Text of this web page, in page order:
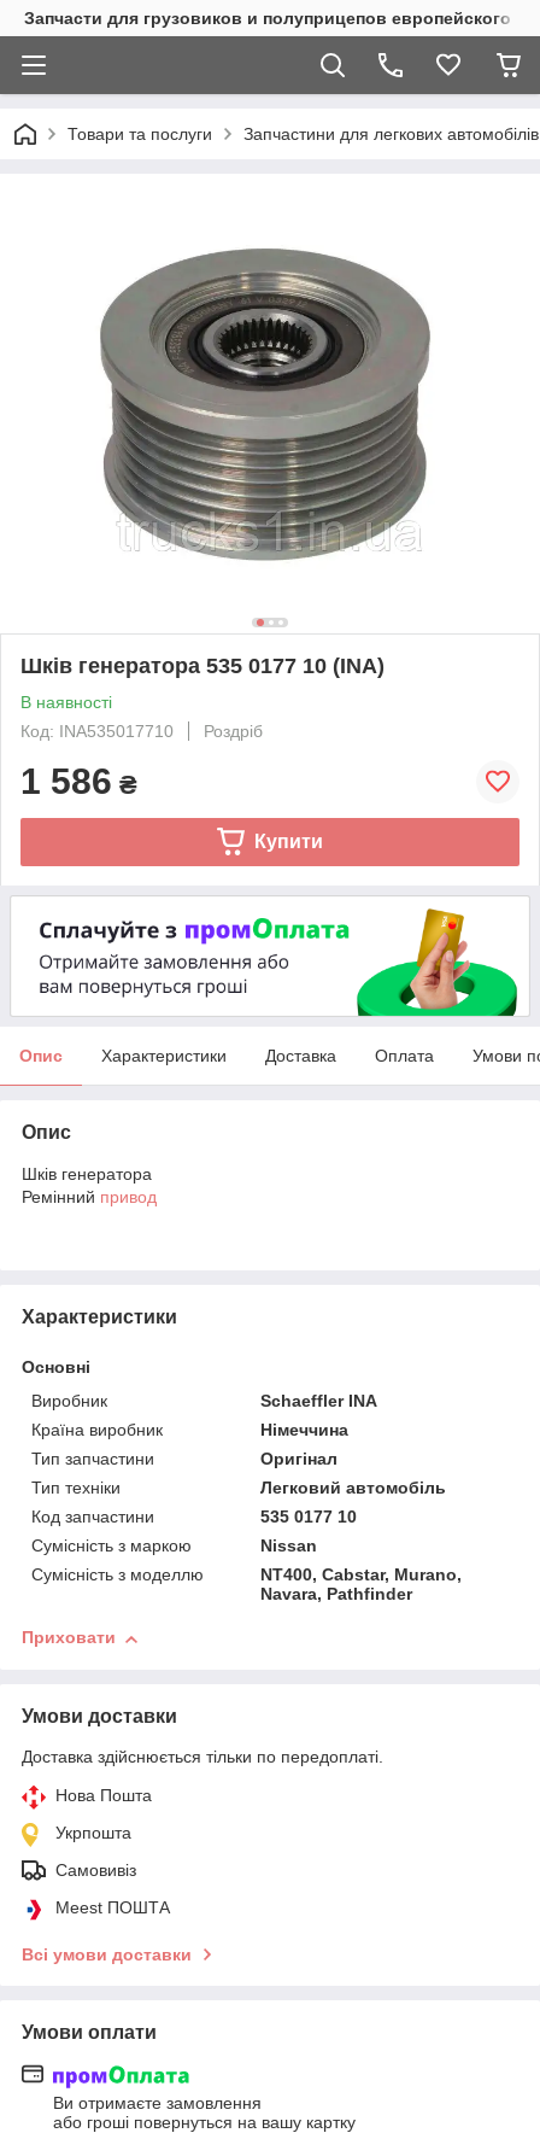
Запчасти для грузовиков и полуприцепов европейского
Товари та послуги Запчастини для легкових автомобілів
Шків генератора 535 0177 10 (INA)
В наявності
Код: INA535017710
Роздріб
1 586 ₴
Купити
Опис Характеристики Доставка Оплата Умови
Опис
Шків генератора
Ремінний привод
Характеристики
Основні
Виробник
Schaeffler INA
Країна виробник
Німеччина
Тип запчастини
Оригінал
Тип техніки
Легковий автомобіль
Код запчастини
535 0177 10
Сумісність з маркою
Nissan
Сумісність з моделлю
NT400, Cabstar, Murano,
Navara, Pathfinder
Приховати
Умови доставки
Доставка здійснюється тільки по передоплаті.
Нова Пошта
Укрпошта
Самовивіз
Meest ПОШТА
Всі умови доставки
Умови оплати
Ви отримаєте замовлення
або гроші повернуться на вашу картку